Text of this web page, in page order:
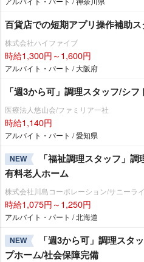
百貨店での短期アプリ操作補助ス
株式会社ハイファイブ
時給1,300円～1,600円
アルバイト・パート / 大阪府
「週3から可」調理スタッフ/シ
医療法人悠山会/ファミリア一社
時給1,140円
アルバイト・パート / 愛知県
NEW
「福祉調理スタッフ」
有料老人ホーム
株式会社川島コーポレーション/サニーラ
時給1,075円～1,250円
アルバイト・パート / 北海道
NEW
「週3から可」調理スタ
プホーム/社会保障完備